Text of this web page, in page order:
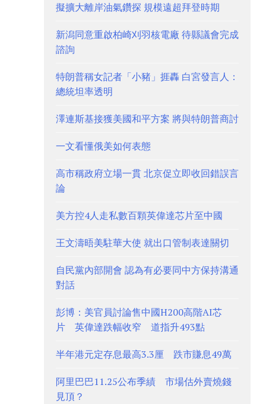
擬擴大離岸油氣鑽探 規模遠超拜登時期
新潟同意重啟柏崎刈羽核電廠 待縣議會完成
諮詢
特朗普稱女記者「小豬」捱轟 白宮發言人：
總統坦率透明
澤連斯基接獲美國和平方案 將與特朗普商討
一文看懂俄美如何表態
高市稱政府立場一貫 北京促立即收回錯誤言
論
美方控4人走私數百顆英偉達芯片至中國
王文濤晤美駐華大使 就出口管制表達關切
自民黨內部開會 認為有必要同中方保持溝通
對話
彭博：美官員討論售中國H200高階AI芯
片 英偉達跌幅收窄 道指升493點
半年港元定存息最高3.3厘 跌市賺息49萬
阿里巴巴11.25公布季績 市場估外賣燒錢
見頂？